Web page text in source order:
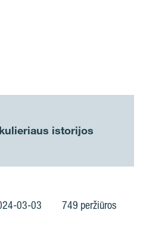
istorijos
03-03 749 peržiūros